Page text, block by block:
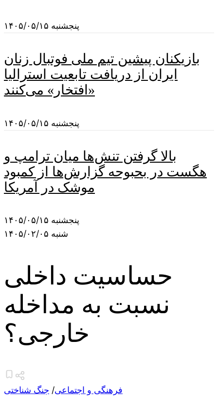
پنجشنبه ۱۴۰۵/۰۵/۱۵
بازیکنان پیشین تیم ملی فوتبال زنان
ایران از دریافت تابعیت استرالیا
«افتخار» می‌کنند
پنجشنبه ۱۴۰۵/۰۵/۱۵
بالا گرفتن تنش‌ها میان ترامپ و
هگست در بحبوحه گزارش‌ها از کمبود
موشک در آمریکا
پنجشنبه ۱۴۰۵/۰۵/۱۵
شنبه ۱۴۰۵/۰۲/۰۵
حساسیت داخلی
نسبت به مداخله
خارجی؟
فرهنگی و اجتماعی/ جنگ شناختی